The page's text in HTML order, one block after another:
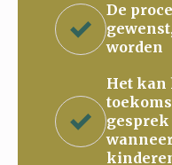
De
worden
Het kan